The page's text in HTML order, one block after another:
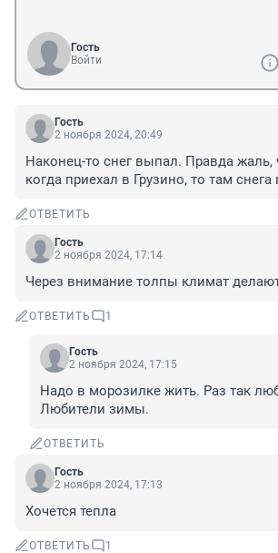
Гость
Войти
Гость
2 ноября 2024, 20:49
Наконец-то снег выпал. Правда жаль,
когда приехал в Грузино, то там
ОТВЕТИТЬ
Гость
2 ноября 2024, 17:14
Через внимание толпы климат
ОТВЕТИТЬ 1
Гость
2 ноября 2024, 17:15
Надо в морозилке жить. Раз так
Любители зимы.
ОТВЕТИТЬ
Гость
2 ноября 2024, 17:13
Хочется тепла
ОТВЕТИТЬ 1